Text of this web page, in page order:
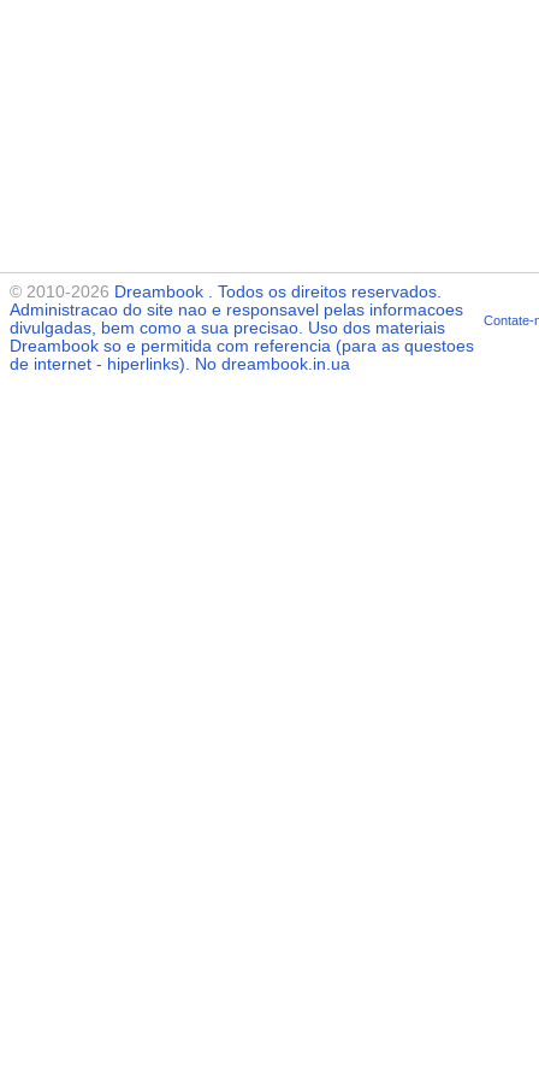
© 2010-2026 Dreambook . Todos os direitos reservados.
Administracao do site nao e responsavel pelas informacoes
divulgadas, bem como a sua precisao. Uso dos materiais
Dreambook so e permitida com referencia (para as questoes
de internet - hiperlinks). No dreambook.in.ua
Contate-